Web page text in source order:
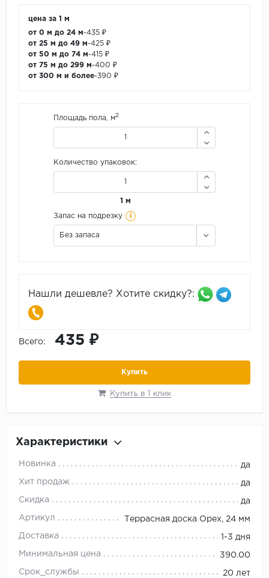
цена за 1 м
от 0 м до 24 м-435 ₽
от 25 м до 49 м-425 ₽
от 50 м до 74 м-415 ₽
от 75 м до 299 м-400 ₽
от 300 м и более-390 ₽
Площадь пола, м2
Количество упаковок:
1 м
Запас на подрезку i
Без запаса
Нашли дешевле? Хотите скидку?:
Всего: 435 ₽
Купить
Купить в 1 клик
Характеристики
Новинка да
Хит продаж да
Скидка да
Артикул Террасная доска Орех, 24 мм
Доставка 1-3 дня
Минимальная цена 390.00
Срок_службы 20 лет